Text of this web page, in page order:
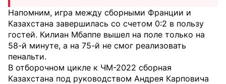
Напомним, игра между сборными Франции и
Казахстана завершилась со счетом 0:2 в пользу
гостей. Килиан Мбаппе вышел на поле только на
58-й минуте, а на 75-й не смог реализовать
пенальти.
В отборочном цикле к ЧМ-2022 сборная
Казахстана под руководством Андрея Карповича